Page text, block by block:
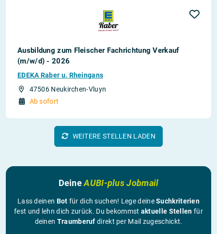
Ausbildung zum Fleischer Fachrichtung Verkauf
(m/w/d) - 2026
EDEKA Raber u. Rheingans
47506 Neukirchen-Vluyn
Ab sofort
WEITERE STELLEN LADEN
DeineAUBI-plus Jobmail
Lass deinen Bot für dich suchen! Lege deineSuchkriterien
fest und lehn dich zurück. Du bekommst aktuelle Stellen für
deinen Traumberuf direkt per Mail zugeschickt.